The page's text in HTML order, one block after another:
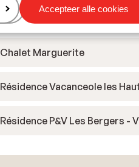
Accepteer alle cookies
Village Club du Soleil Oz en
Chalet Marguerite
Résidence Vacanceole les
Résidence P&V Les Bergers -